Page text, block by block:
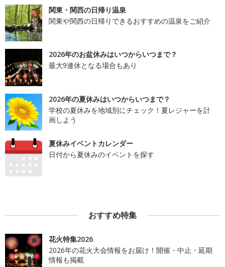
関東・関西の日帰り温泉
関東や関西の日帰りできるおすすめの温泉をご紹介
2026年のお盆休みはいつからいつまで？
最大9連休となる場合もあり
2026年の夏休みはいつからいつまで？
学校の夏休みを地域別にチェック！夏レジャーを計
画しよう
夏休みイベントカレンダー
日付から夏休みのイベントを探す
おすすめ特集
花火特集2026
2026年の花火大会情報をお届け！開催・中止・延期
情報も掲載